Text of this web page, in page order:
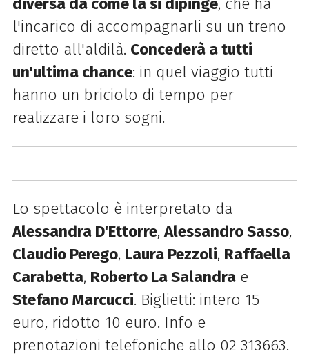
diversa da come la si dipinge, che ha
l'incarico di accompagnarli su un treno
diretto all'aldilà. Concederà a tutti
un'ultima chance: in quel viaggio tutti
hanno un briciolo di tempo per
realizzare i loro sogni.
Lo spettacolo è interpretato da
Alessandra D'Ettorre,Alessandro Sasso,
Claudio Perego, Laura Pezzoli, Raffaella
Carabetta, Roberto La Salandrae
Stefano Marcucci. Biglietti: intero 15
euro, ridotto 10 euro. Info e
prenotazioni telefoniche allo 02 313663.